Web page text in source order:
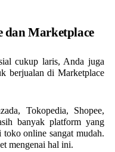
dan Marketplace
cukup laris, Anda juga
berjualan di Marketplace
Tokopedia, Shopee,
banyak platform yang
online sangat mudah.
mengenai hal ini.